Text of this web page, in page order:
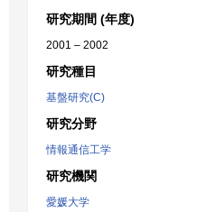
研究期間 (年度)
2001 – 2002
研究種目
基盤研究(C)
研究分野
情報通信工学
研究機関
愛媛大学